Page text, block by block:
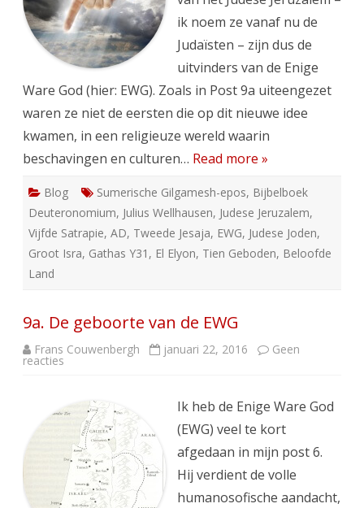
ik noem ze vanaf nu de
Judaïsten – zijn dus de
uitvinders van de Enige
Ware God (hier: EWG). Zoals in Post 9a uiteengezet
waren ze niet de eersten die op dit nieuwe idee
kwamen, in een religieuze wereld waarin
beschavingen en culturen… Read more »
Blog Sumerische Gilgamesh-epos, Bijbelboek
Deuteronomium, Julius Wellhausen, Judese Jeruzalem,
Vijfde Satrapie, AD, Tweede Jesaja, EWG, Judese Joden,
Groot Isra, Gathas Y31 , El Elyon, Tien Geboden, Beloofde
Land
9a. De geboorte van de EWG
Frans Couwenbergh januari 22, 2016 Geen
reacties
van
de
EWG
Ik heb de Enige Ware God
(EWG) veel te kort
afgedaan in mijn post 6.
Hij verdient de volle
humanosofische aandacht,